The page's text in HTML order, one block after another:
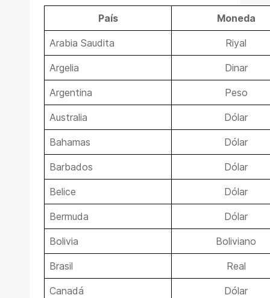
País Moneda
Arabia Saudita Riyal
Argelia Dinar
Argentina Peso
Australia Dólar
Bahamas Dólar
Barbados Dólar
Belice Dólar
Bermuda Dólar
Bolivia Boliviano
Brasil Real
Canadá Dólar